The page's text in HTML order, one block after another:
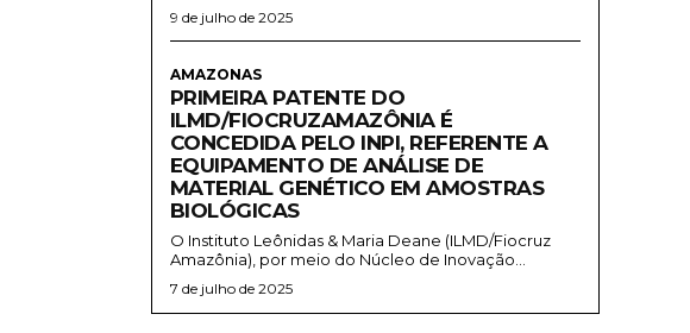
9 de julho de 2025
AMAZONAS
PRIMEIRA PATENTE DO
ILMD/FIOCRUZAMAZÔNIA É
CONCEDIDA PELO INPI, REFERENTE A
EQUIPAMENTO DE ANÁLISE DE
MATERIAL GENÉTICO EM AMOSTRAS
BIOLÓGICAS
O Instituto Leônidas & Maria Deane (ILMD/Fiocruz
Amazônia), por meio do Núcleo de Inovação...
7 de julho de 2025